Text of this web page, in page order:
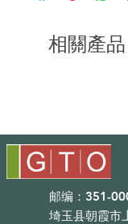
相關產品
邮编：351-
埼玉县朝霞市